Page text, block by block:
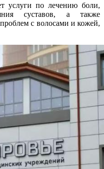
услуги по лечению боли,
суставов, а также
с волосами и кожей,